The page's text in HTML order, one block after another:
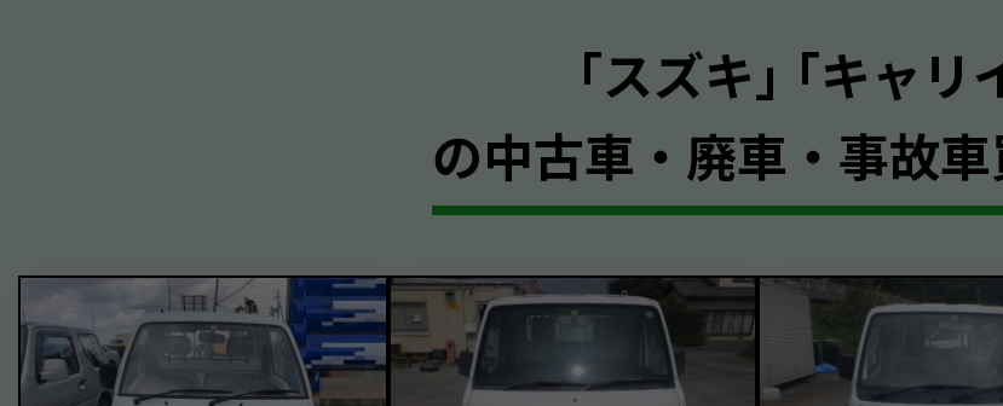
｢スズキ｣ ｢キャリ
の中古車・廃車・事故